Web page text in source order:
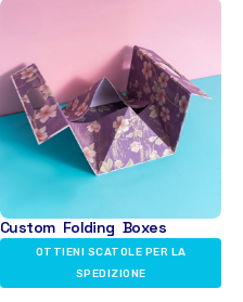
Custom Folding Boxes
OTTIENI SCATOLE PER LA
SPEDIZIONE